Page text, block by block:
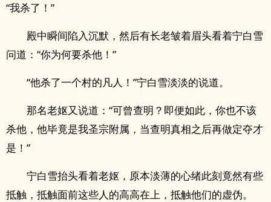
“我杀了！”
殿中瞬间陷入沉默，然后有长老皱着眉头看着宁白雪
问道：“你为何要杀他！”
“他杀了一个村的凡人！”宁白雪淡淡的说道。
那名老妪又说道：“可曾查明？即便如此，你也不该
杀他，他毕竟是我圣宗附属，当查明真相之后再做定夺才
是！”
宁白雪抬头看着老妪，原本淡薄的心绪此刻竟然有些
抵触，抵触面前这些人的高高在上，抵触他们的虚伪。